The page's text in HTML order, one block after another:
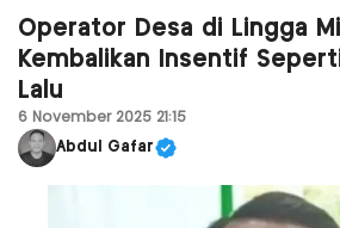
Operator Desa di Lingga
Kembalikan Insentif
Lalu
6 November 2025 21:15
Abdul Gafar